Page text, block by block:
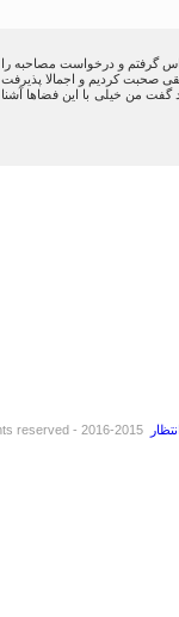
گرفتم و درخواست مصاحبه را
صحبت کردیم و اجمالا پذیرفت
من خیلی با این فضاها آشنا
انتظار